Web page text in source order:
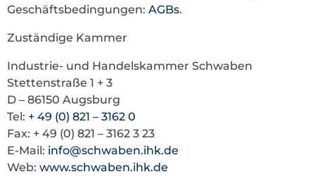
Geschäftsbedingungen: AGBs.
Zuständige Kammer
Industrie- und Handelskammer Schwaben
Stettenstraße 1 + 3
D – 86150 Augsburg
Tel: + 49 (0) 821 – 3162 0
Fax: + 49 (0) 821 – 3162 3 23
E-Mail: info@schwaben.ihk.de
Web: www.schwaben.ihk.de